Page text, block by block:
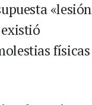
«lesión
físicas